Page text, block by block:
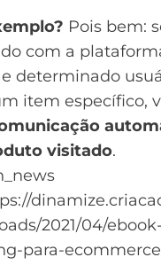
Pois bem:
com a
determinado
item específico,
visitado.
2021/04/
para-